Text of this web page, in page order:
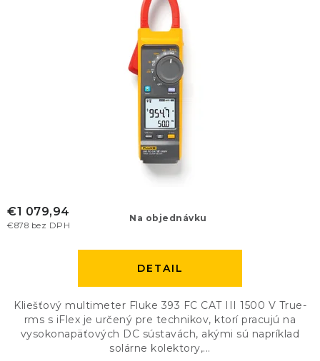
Na objednávku
€878 bez DPH
€1 079,94
DETAIL
Kliešťový multimeter Fluke 393 FC CAT III 1500 V True-
rms s iFlex je určený pre technikov, ktorí pracujú na
vysokonapäťových DC sústavách, akými sú napríklad
solárne kolektory,...